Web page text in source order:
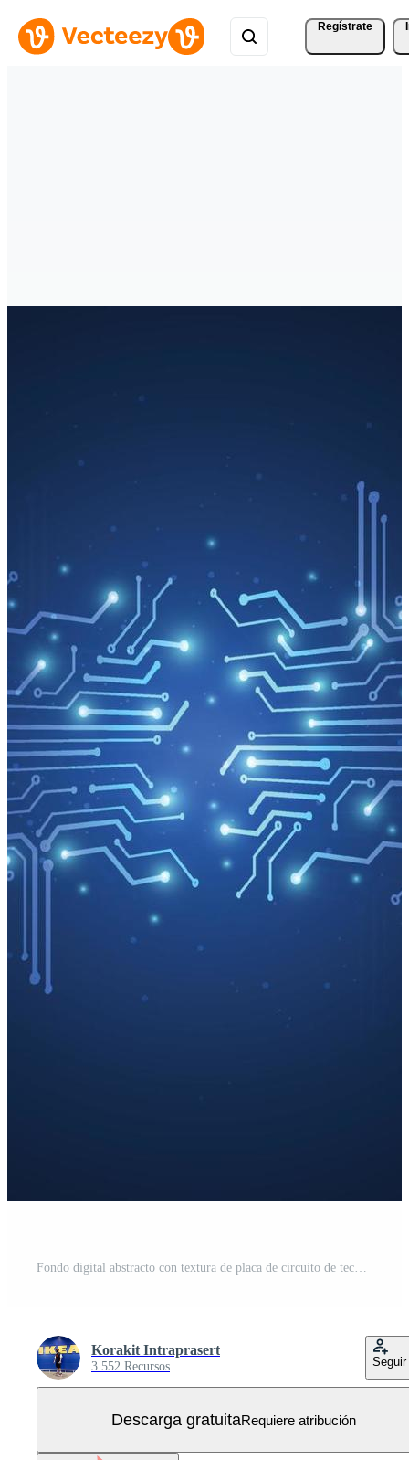
Regístrate
Fondo digital abstracto con textura de placa de circuito de tecnología. Ilustración de la placa base electrónica. concepto de comunicación e ingeniería. ilustración vectorial Vector Gratis
Korakit Intraprasert
3.552 Recursos Seguir
Descarga gratuitaRequiere atribución